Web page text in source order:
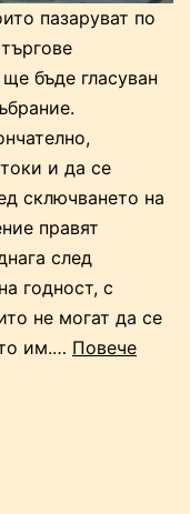
пазаруват по
бъде гласуван
и да се
сключването на
правят
след
годност, с
не могат да се
им.… Повече